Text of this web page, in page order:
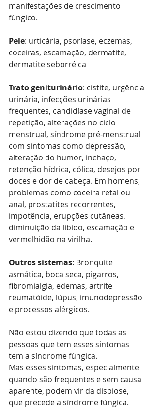
manifestações de crescimento
fúngico.
Pele: urticária, psoríase, eczemas,
coceiras, escamação, dermatite,
dermatite seborréica
Trato geniturinário: cistite, urgência
urinária, infecções urinárias
frequentes, candidíase vaginal de
repetição, alterações no ciclo
menstrual, síndrome pré-menstrual
com sintomas como depressão,
alteração do humor, inchaço,
retenção hídrica, cólica, desejos por
doces e dor de cabeça. Em homens,
problemas como coceira retal ou
anal, prostatites recorrentes,
impotência, erupções cutâneas,
diminuição da libido, escamação e
vermelhidão na virilha.
Outros sistemas: Bronquite
asmática, boca seca, pigarros,
fibromialgia, edemas, artrite
reumatóide, lúpus, imunodepressão
e processos alérgicos.
Não estou dizendo que todas as
pessoas que tem esses sintomas
tem a síndrome fúngica.
Mas esses sintomas, especialmente
quando são frequentes e sem causa
aparente, podem vir da disbiose,
que precede a síndrome fúngica.